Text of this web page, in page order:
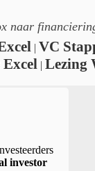
naar
| VC
| Lezing
investor